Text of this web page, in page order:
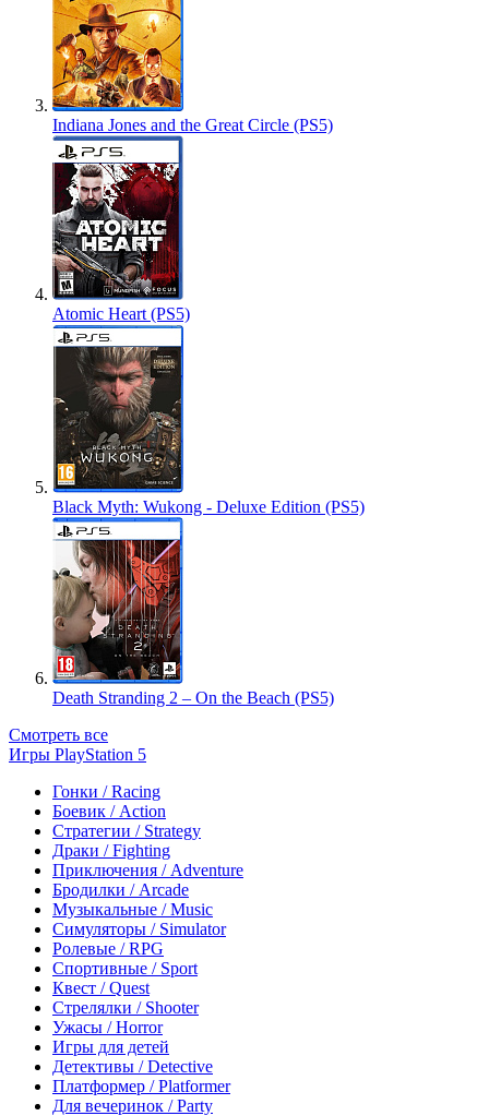
Indiana Jones and the Great Circle (PS5)
Atomic Heart (PS5)
Black Myth: Wukong - Deluxe Edition (PS5)
Death Stranding 2 – On the Beach (PS5)
Смотреть все
Игры PlayStation 5
Гонки / Racing
Боевик / Action
Стратегии / Strategy
Драки / Fighting
Приключения / Adventure
Бродилки / Arcade
Музыкальные / Music
Симуляторы / Simulator
Ролевые / RPG
Спортивные / Sport
Квест / Quest
Стрелялки / Shooter
Ужасы / Horror
Игры для детей
Детективы / Detective
Платформер / Platformer
Для вечеринок / Party